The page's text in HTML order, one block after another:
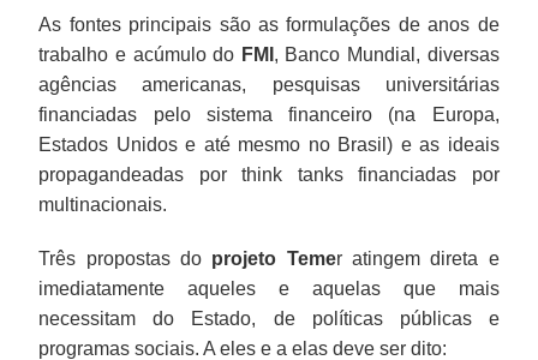
As fontes principais são as formulações de anos de
trabalho e acúmulo do FMI , Banco Mundial, diversas
agências americanas, pesquisas universitárias
financiadas pelo sistema financeiro (na Europa,
Estados Unidos e até mesmo no Brasil) e as ideais
propagandeadas por think tanks financiadas por
multinacionais.
Três propostas do projeto Temer atingem direta e
imediatamente aqueles e aquelas que mais
necessitam do Estado, de políticas públicas e
programas sociais. A eles e a elas deve ser dito: